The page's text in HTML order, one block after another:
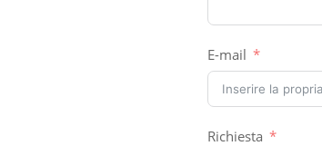
E-mail
Richiesta